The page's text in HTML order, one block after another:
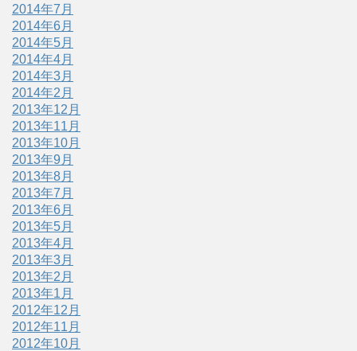
2014年7月
2014年6月
2014年5月
2014年4月
2014年3月
2014年2月
2013年12月
2013年11月
2013年10月
2013年9月
2013年8月
2013年7月
2013年6月
2013年5月
2013年4月
2013年3月
2013年2月
2013年1月
2012年12月
2012年11月
2012年10月